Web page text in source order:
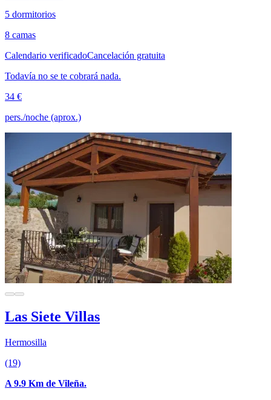
5 dormitorios
8 camas
Calendario verificadoCancelación gratuita
Todavía no se te cobrará nada.
34 €
pers./noche (aprox.)
Las Siete Villas
Hermosilla
(19)
A 9.9 Km de Vileña.